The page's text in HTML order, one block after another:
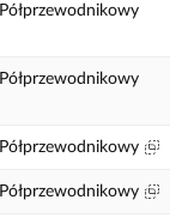
Półprzewodnikowy
Półprzewodnikowy
Półprzewodnikowy
Półprzewodnikowy